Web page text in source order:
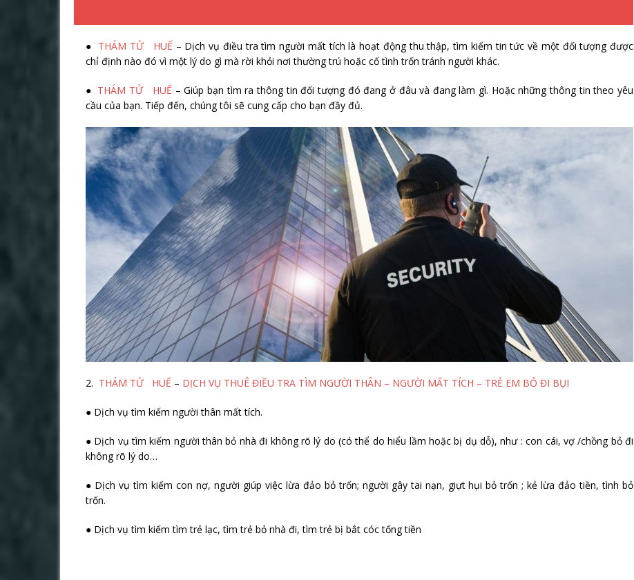
● THÁM TỬ HUẾ – Dịch vụ điều tra tìm người mất tích là hoạt động thu thập, tìm kiếm tin tức về một đối tượng được
chỉ định nào đó vì một lý do gì mà rời khỏi nơi thường trú hoặc cố tình trốn tránh người khác.
● THÁM TỬ HUẾ – Giúp bạn tìm ra thông tin đối tượng đó đang ở đâu và đang làm gì. Hoặc những thông tin theo yêu
cầu của bạn. Tiếp đến, chúng tôi sẽ cung cấp cho bạn đầy đủ.
2. THÁM TỬ HUẾ – DỊCH VỤ THUÊ ĐIỀU TRA TÌM NGƯỜI THÂN – NGƯỜI MẤT TÍCH – TRẺ EM BỎ ĐI BỤI
● Dịch vụ tìm kiếm người thân mất tích.
● Dịch vụ tìm kiếm người thân bỏ nhà đi không rõ lý do (có thể do hiểu lầm hoặc bị dụ dỗ), như : con cái, vợ /chồng bỏ đi
không rõ lý do…
● Dịch vụ tìm kiếm con nợ, người giúp việc lừa đảo bỏ trốn; người gây tai nạn, giựt hụi bỏ trốn ; kẻ lừa đảo tiền, tình bỏ
trốn.
● Dịch vụ tìm kiếm tìm trẻ lạc, tìm trẻ bỏ nhà đi, tìm trẻ bị bắt cóc tống tiền